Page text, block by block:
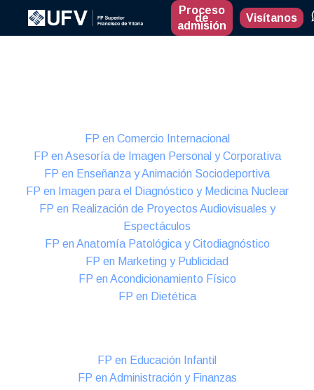
Proceso
de
admisión
Visítanos
FP en Comercio Internacional
FP en Asesoría de Imagen Personal y Corporativa
FP en Enseñanza y Animación Sociodeportiva
FP en Imagen para el Diagnóstico y Medicina Nuclear
FP en Realización de Proyectos Audiovisuales y
Espectáculos
FP en Anatomía Patológica y Citodiagnóstico
FP en Marketing y Publicidad
FP en Acondicionamiento Físico
FP en Dietética
FP en Educación Infantil
FP en Administración y Finanzas